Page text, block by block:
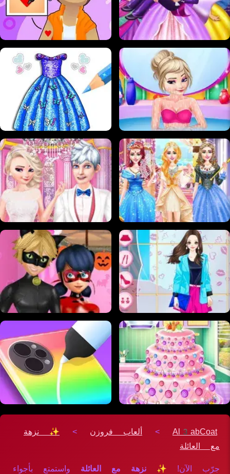
Al3abCoat
> ألعاب فروزن >
✨ نزهة
مع العائلة
جرّب الآن! ✨ نزهة مع العائلة واستمتع بأجواء